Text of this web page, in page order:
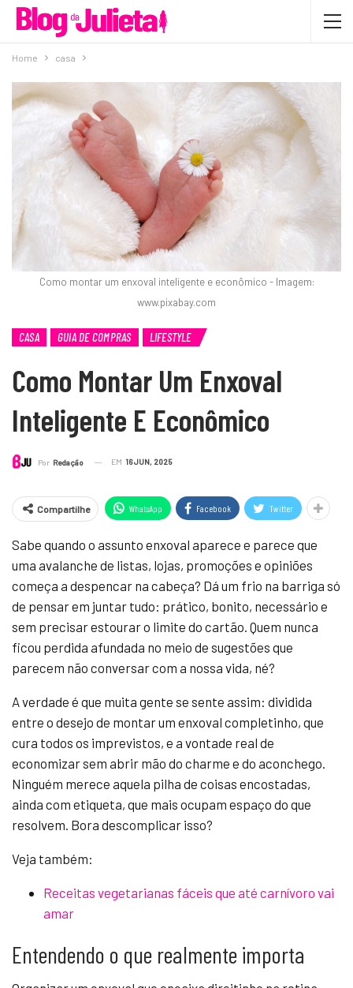
Home casa
Como montar um enxoval inteligente e econômico - Imagem:
www.pixabay.com
CASA GUIA DE COMPRAS LIFESTYLE
Como Montar Um Enxoval
Inteligente E Econômico
Por Redação EM 16 JUN, 2025
Compartilhe WhatsApp Facebook Twitter
Sabe quando o assunto enxoval aparece e parece que
uma avalanche de listas, lojas, promoções e opiniões
começa a despencar na cabeça? Dá um frio na barriga só
de pensar em juntar tudo: prático, bonito, necessário e
sem precisar estourar o limite do cartão. Quem nunca
ficou perdida afundada no meio de sugestões que
parecem não conversar com a nossa vida, né?
A verdade é que muita gente se sente assim: dividida
entre o desejo de montar um enxoval completinho, que
cura todos os imprevistos, e a vontade real de
economizar sem abrir mão do charme e do aconchego.
Ninguém merece aquela pilha de coisas encostadas,
ainda com etiqueta, que mais ocupam espaço do que
resolvem. Bora descomplicar isso?
Veja também:
Receitas vegetarianas fáceis que até carnívoro vai
amar
Entendendo o que realmente importa